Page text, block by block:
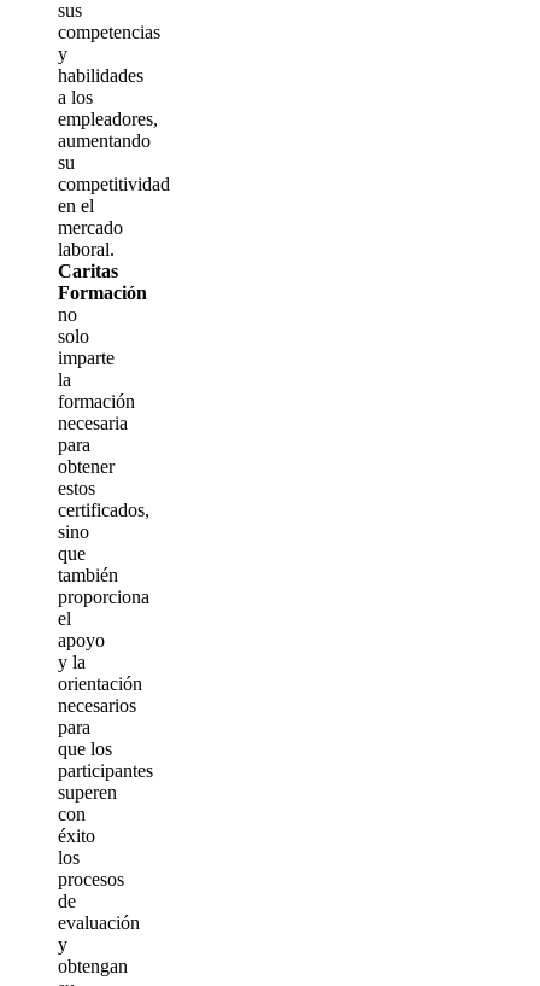
sus
competencias
y
habilidades
a los
empleadores,
aumentando
su
competitividad
en el
mercado
laboral.
Caritas
Formación
no
solo
imparte
la
formación
necesaria
para
obtener
estos
certificados,
sino
que
también
proporciona
el
apoyo
y la
orientación
necesarios
para
que los
participantes
superen
con
éxito
los
procesos
de
evaluación
y
obtengan